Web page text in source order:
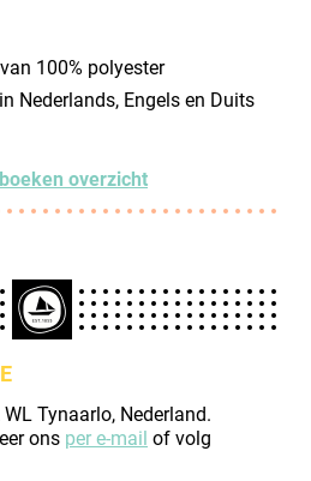
100% polyester
Nederlands, Engels en Duits
overzicht
Tynaarlo, Nederland.
ons per e-mail of volg